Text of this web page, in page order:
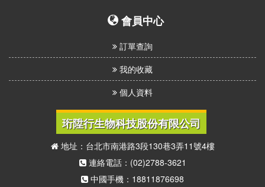
會員中心
訂單查詢
我的收藏
個人資料
珩陞行生物科技股份有限公司
地址：台北市南港路3段130巷3弄11號4樓
連絡電話：(02)2788-3621
中國手機：18811876698